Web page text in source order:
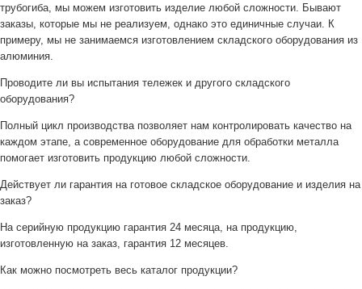
трубогиба, мы можем изготовить изделие любой сложности. Бывают
заказы, которые мы не реализуем, однако это единичные случаи. К
примеру, мы не занимаемся изготовлением складского оборудования из
алюминия.
Проводите ли вы испытания тележек и другого складского
оборудования?
Полный цикл производства позволяет нам контролировать качество на
каждом этапе, а современное оборудование для обработки металла
помогает изготовить продукцию любой сложности.
Действует ли гарантия на готовое складское оборудование и изделия на
заказ?
На серийную продукцию гарантия 24 месяца, на продукцию,
изготовленную на заказ, гарантия 12 месяцев.
Как можно посмотреть весь каталог продукции?